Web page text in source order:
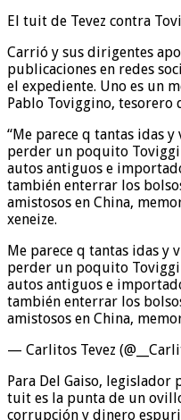
El tuit de Tevez contra
Carrió y sus dirigentes
publicaciones en redes
el expediente. Uno es un
Pablo Toviggino, tesorero
“Me parece q tantas idas
perder un poquito
autos antiguos e
también enterrar los
amistosos en China,
xeneize.
Me parece q tantas idas y
perder un poquito
autos antiguos e
también enterrar los
amistosos en China,
— Carlitos Tevez
Para Del Gaiso,
tuit es la punta de un
corrupción y dinero